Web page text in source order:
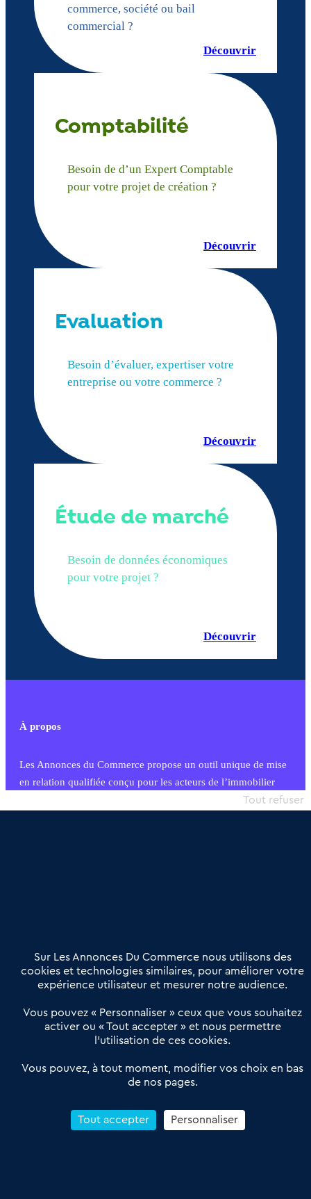
commerce, société ou bail
commercial ?
Découvrir
Comptabilité
Besoin de d’un Expert Comptable
pour votre projet de création ?
Découvrir
Evaluation
Besoin d’évaluer, expertiser votre
entreprise ou votre commerce ?
Découvrir
Étude de marché
Besoin de données économiques
pour votre projet ?
Découvrir
À propos
Les Annonces du Commerce propose un outil unique de mise
en relation qualifiée conçu pour les acteurs de l’immobilier
commercial et les collectivités territoriales, simple et intégrant
Offres Pro
Actualités
Qui sommes nous ?
Derniers articles
Réseau 3C : un partenaire national dédié aux transactions
Petitscommerces : Un partenariat au service du commerce de
proximité et des territoires
Reprendre un Restaurant Rapide
Sur Les Annonces Du Commerce nous utilisons des
cookies et technologies similaires, pour améliorer votre
expérience utilisateur et mesurer notre audience.
Vous pouvez « Personnaliser » ceux que vous souhaitez
activer ou « Tout accepter » et nous permettre
l’utilisation de ces cookies.
Vous pouvez, à tout moment, modifier vos choix en bas
de nos pages.
Tout accepter
Tout refuser
Personnaliser